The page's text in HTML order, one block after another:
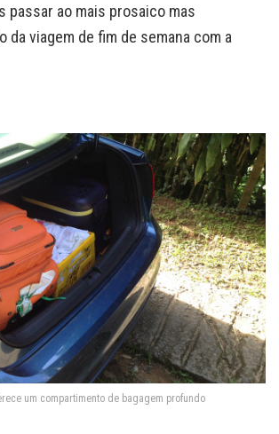
passar ao mais prosaico mas
da viagem de fim de semana com a
um compartimento de bagagem profundo